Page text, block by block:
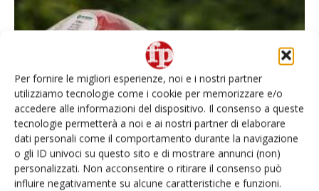
Per fornire le migliori esperienze, noi e i nostri partner
utilizziamo tecnologie come i cookie per memorizzare e/o
accedere alle informazioni del dispositivo. Il consenso a queste
tecnologie permetterà a noi e ai nostri partner di elaborare
dati personali come il comportamento durante la navigazione
o gli ID univoci su questo sito e di mostrare annunci (non)
personalizzati. Non acconsentire o ritirare il consenso può
influire negativamente su alcune caratteristiche e funzioni.
Spotlight, a Fruit Logistica la vetrina delle
novità che fanno tendenza
Daniele Colombo 29 Gennaio 2020